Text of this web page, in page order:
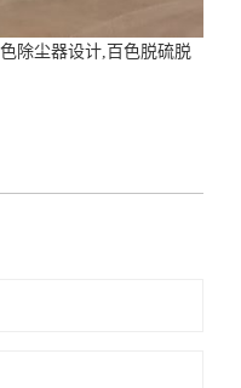
除尘器设计,百色脱硫脱